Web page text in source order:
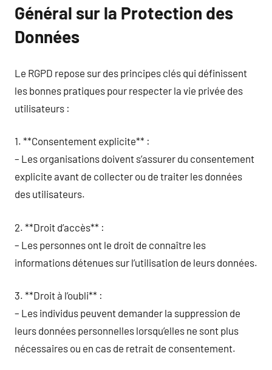
Général sur la Protection des
Données
Le RGPD repose sur des principes clés qui définissent
les bonnes pratiques pour respecter la vie privée des
utilisateurs :
1. **Consentement explicite** :
– Les organisations doivent s’assurer du consentement
explicite avant de collecter ou de traiter les données
des utilisateurs.
2. **Droit d’accès** :
– Les personnes ont le droit de connaître les
informations détenues sur l’utilisation de leurs données.
3. **Droit à l’oubli** :
– Les individus peuvent demander la suppression de
leurs données personnelles lorsqu’elles ne sont plus
nécessaires ou en cas de retrait de consentement.